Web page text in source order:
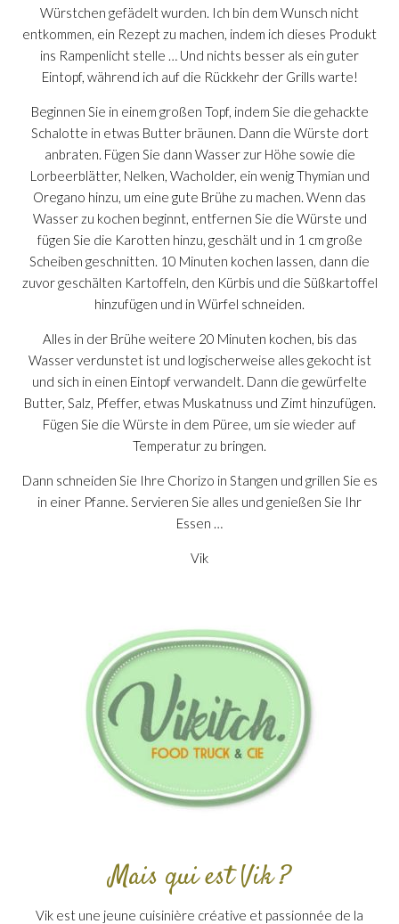
Würstchen gefädelt wurden. Ich bin dem Wunsch nicht
entkommen, ein Rezept zu machen, indem ich dieses Produkt
ins Rampenlicht stelle … Und nichts besser als ein guter
Eintopf, während ich auf die Rückkehr der Grills warte!
Beginnen Sie in einem großen Topf, indem Sie die gehackte
Schalotte in etwas Butter bräunen. Dann die Würste dort
anbraten. Fügen Sie dann Wasser zur Höhe sowie die
Lorbeerblätter, Nelken, Wacholder, ein wenig Thymian und
Oregano hinzu, um eine gute Brühe zu machen. Wenn das
Wasser zu kochen beginnt, entfernen Sie die Würste und
fügen Sie die Karotten hinzu, geschält und in 1 cm große
Scheiben geschnitten. 10 Minuten kochen lassen, dann die
zuvor geschälten Kartoffeln, den Kürbis und die Süßkartoffel
hinzufügen und in Würfel schneiden.
Alles in der Brühe weitere 20 Minuten kochen, bis das
Wasser verdunstet ist und logischerweise alles gekocht ist
und sich in einen Eintopf verwandelt. Dann die gewürfelte
Butter, Salz, Pfeffer, etwas Muskatnuss und Zimt hinzufügen.
Fügen Sie die Würste in dem Püree, um sie wieder auf
Temperatur zu bringen.
Dann schneiden Sie Ihre Chorizo ​​in Stangen und grillen Sie es
in einer Pfanne. Servieren Sie alles und genießen Sie Ihr
Essen …
Vik
Mais qui est Vik ?
Vik est une jeune cuisinière créative et passionnée de la